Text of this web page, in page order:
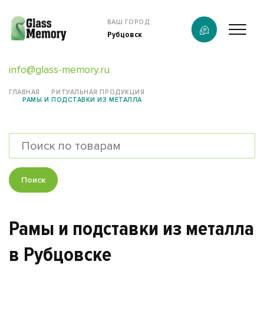
info@glass-memory.ru
ВАШ ГОРОД:
Рубцовск
Продукция
Калькулятор
информация
Контакты
ГЛАВНАЯ
РИТУАЛЬНАЯ ПРОДУКЦИЯ
РАМЫ И ПОДСТАВКИ ИЗ МЕТАЛЛА
Поиск
Рамы и подставки из металла
в Рубцовске